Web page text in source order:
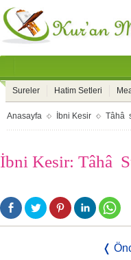
Sureler Hatim Setleri
Anasayfa İbni Kesir Tâhâ
İbni Kesir: Tâhâ
❬